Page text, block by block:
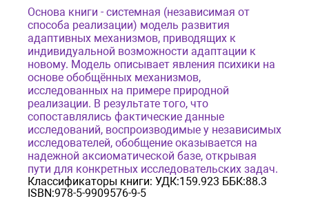
Основа книги - системная (независимая от
способа реализации) модель развития
адаптивных механизмов, приводящих к
индивидуальной возможности адаптации к
новому. Модель описывает явления психики на
основе обобщённых механизмов,
исследованных на примере природной
реализации. В результате того, что
сопоставлялись фактические данные
исследований, воспроизводимые у независимых
исследователей, обобщение оказывается на
надежной аксиоматической базе, открывая
пути для конкретных исследовательских задач.
Классификаторы книги: УДК:159.923 ББК:88.3
ISBN:978-5-9909576-9-5